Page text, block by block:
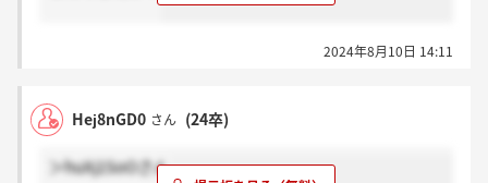
2024年8月10日 14:11
Hej8nGD0 さん (24卒)
＞huXj1SoOさん